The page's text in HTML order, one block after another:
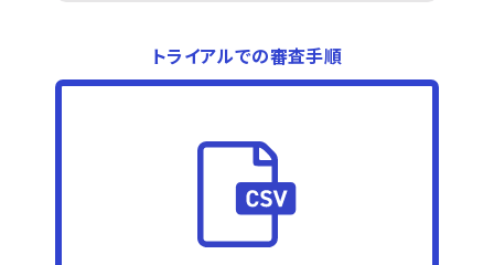
トライアルでの審査手順